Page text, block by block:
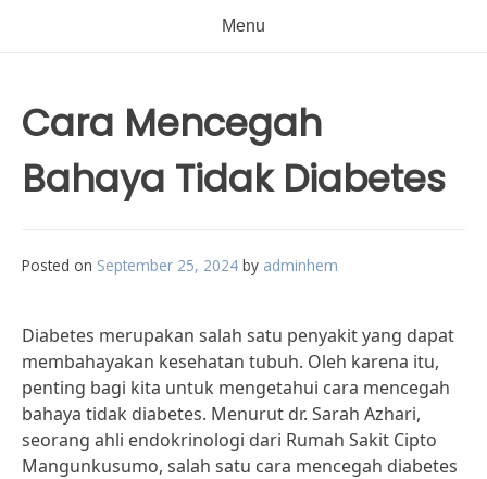
Menu
Cara Mencegah
Bahaya Tidak Diabetes
Posted on September 25, 2024 by adminhem
Diabetes merupakan salah satu penyakit yang dapat
membahayakan kesehatan tubuh. Oleh karena itu,
penting bagi kita untuk mengetahui cara mencegah
bahaya tidak diabetes. Menurut dr. Sarah Azhari,
seorang ahli endokrinologi dari Rumah Sakit Cipto
Mangunkusumo, salah satu cara mencegah diabetes